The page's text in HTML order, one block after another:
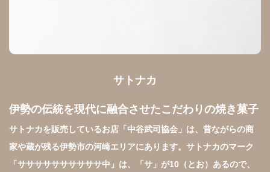
サトナカ
伊勢の伝統を現代に融合させたこだわりの焼き菓子
サトナカを販売しているお店「中谷武司協会」は、昔ながらの商
家や蔵が残る伊勢市の河崎エリアにあります。サトナカのマーク
「ササササササササササ中」は、「サ」が10（とお）あるので、